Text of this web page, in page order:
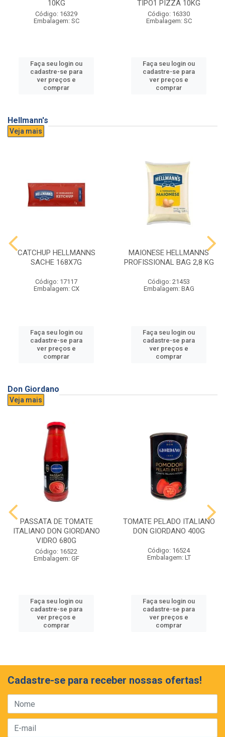
10KG
Código: 16329
Embalagem: SC
Faça seu login ou
cadastre-se para
ver preços e
comprar
TIPO1 PIZZA 10KG
Código: 16330
Embalagem: SC
Faça seu login ou
cadastre-se para
ver preços e
comprar
Hellmann's
Veja mais
CATCHUP HELLMANNS
SACHE 168X7G
Código: 17117
Embalagem: CX
Faça seu login ou
cadastre-se para
ver preços e
comprar
MAIONESE HELLMANNS
PROFISSIONAL BAG 2,8 KG
Código: 21453
Embalagem: BAG
Faça seu login ou
cadastre-se para
ver preços e
comprar
Don Giordano
Veja mais
PASSATA DE TOMATE
ITALIANO DON GIORDANO
VIDRO 680G
Código: 16522
Embalagem: GF
Faça seu login ou
cadastre-se para
ver preços e
comprar
TOMATE PELADO ITALIANO
DON GIORDANO 400G
Código: 16524
Embalagem: LT
Faça seu login ou
cadastre-se para
ver preços e
comprar
Cadastre-se para receber nossas ofertas!